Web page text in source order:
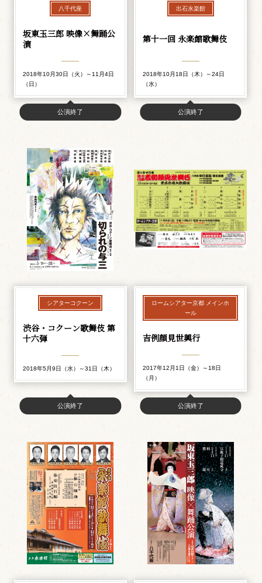
八千代座
坂東玉三郎 映像×舞踊公
演
2018年10月30日（火）～11月4日
（日）
公演終了
出石永楽館
第十一回 永楽館歌舞伎
2018年10月18日（木）～24日
（水）
公演終了
シアターコクーン
渋谷・コクーン歌舞伎 第
十六弾
2018年5月9日（水）～31日（木）
公演終了
ロームシアター京都 メインホ
ール
吉例顔見世興行
2017年12月1日（金）～18日
（月）
公演終了